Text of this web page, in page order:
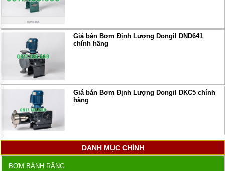
Giá bán Bơm Định Lượng Dongil DND641
chính hãng
Giá bán Bơm Định Lượng Dongil DKC5 chính
hãng
DANH MỤC CHÍNH
BƠM BÁNH RĂNG